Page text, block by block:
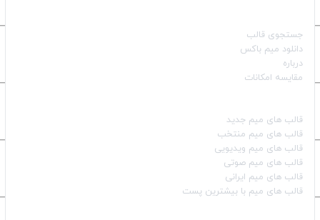
جستجوی قالب
دانلود میم باکس
درباره
مقایسه امکانات
قالب‌ های میم جدید
قالب‌ های میم منتخب
قالب‌ های میم ویدیویی
قالب‌ های میم صوتی
قالب‌ های میم ایرانی
قالب‌ های میم با بیشترین پست